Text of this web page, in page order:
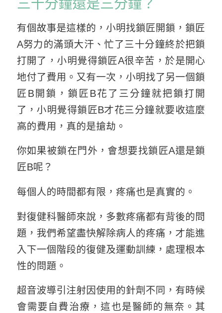
三十分鐘還是三分鐘？
有個故事是這樣的，小明找鎖匠開鎖，鎖匠
A努力的滿頭大汗、忙了三十分鐘終於把鎖
打開了，小明覺得鎖匠A很辛苦，於是開心
地付了費用。又有一次，小明找了另一個鎖
匠B開鎖，鎖匠B花了三分鐘就把鎖打開
了，小明覺得鎖匠B才花三分鐘就要收這麼
高的費用，真的是搶劫。
你如果被鎖在門外，會想要找鎖匠A還是鎖
匠B呢？
每個人的時間都有限，疼痛也是真實的。
對復健科醫師來說，多數疼痛都有背後的問
題，我們希望盡快解除病人的疼痛，才能進
入下一個階段的復健及運動訓練，處理根本
性的問題。
超音波導引注射因使用的針劑不同，有時候
會需要自費治療，這也是醫師的無奈。其